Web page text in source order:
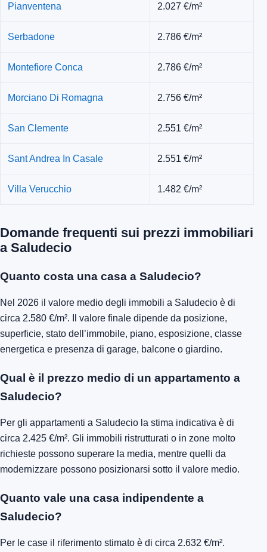
Pianventena 2.027 €/m²
Serbadone 2.786 €/m²
Montefiore Conca 2.786 €/m²
Morciano Di Romagna 2.756 €/m²
San Clemente 2.551 €/m²
Sant Andrea In Casale 2.551 €/m²
Villa Verucchio 1.482 €/m²
Domande frequenti sui prezzi immobiliari
a Saludecio
Quanto costa una casa a Saludecio?
Nel 2026 il valore medio degli immobili a Saludecio è di
circa 2.580 €/m². Il valore finale dipende da posizione,
superficie, stato dell’immobile, piano, esposizione, classe
energetica e presenza di garage, balcone o giardino.
Qual è il prezzo medio di un appartamento a
Saludecio?
Per gli appartamenti a Saludecio la stima indicativa è di
circa 2.425 €/m². Gli immobili ristrutturati o in zone molto
richieste possono superare la media, mentre quelli da
modernizzare possono posizionarsi sotto il valore medio.
Quanto vale una casa indipendente a
Saludecio?
Per le case il riferimento stimato è di circa 2.632 €/m².